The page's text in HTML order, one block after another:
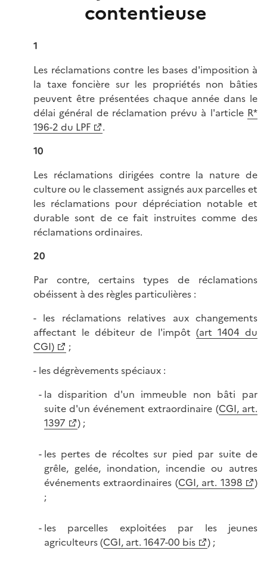
contentieuse
1
Les réclamations contre les bases d'imposition à
la taxe foncière sur les propriétés non bâties
peuvent être présentées chaque année dans le
délai général de réclamation prévu à l'article R*
196-2 du LPF
.
10
Les réclamations dirigées contre la nature de
culture ou le classement assignés aux parcelles et
les réclamations pour dépréciation notable et
durable sont de ce fait instruites comme des
réclamations ordinaires.
20
Par contre, certains types de réclamations
obéissent à des règles particulières :
- les réclamations relatives aux changements
affectant le débiteur de l'impôt (art 1404 du
CGI)
;
- les dégrèvements spéciaux :
la disparition d'un immeuble non bâti par
suite d'un événement extraordinaire (CGI, art.
1397
) ;
les pertes de récoltes sur pied par suite de
grêle, gelée, inondation, incendie ou autres
événements extraordinaires (CGI, art. 1398
)
;
les parcelles exploitées par les jeunes
agriculteurs (CGI, art. 1647-00 bis ) ;